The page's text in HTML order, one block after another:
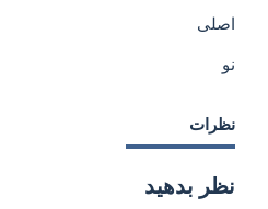
اصلی
نو
نظرات
نظر بدهید